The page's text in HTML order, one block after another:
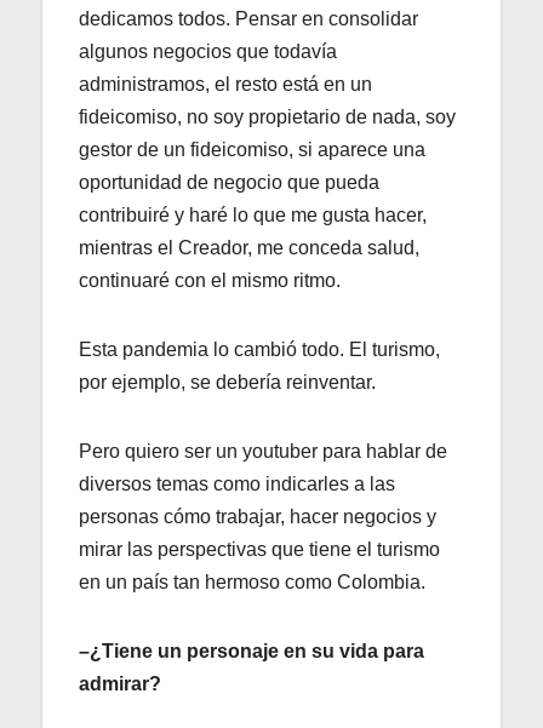
dedicamos todos. Pensar en consolidar
algunos negocios que todavía
administramos, el resto está en un
fideicomiso, no soy propietario de nada, soy
gestor de un fideicomiso, si aparece una
oportunidad de negocio que pueda
contribuiré y haré lo que me gusta hacer,
mientras el Creador, me conceda salud,
continuaré con el mismo ritmo.
Esta pandemia lo cambió todo. El turismo,
por ejemplo, se debería reinventar.
Pero quiero ser un youtuber para hablar de
diversos temas como indicarles a las
personas cómo trabajar, hacer negocios y
mirar las perspectivas que tiene el turismo
en un país tan hermoso como Colombia.
–¿Tiene un personaje en su vida para
admirar?